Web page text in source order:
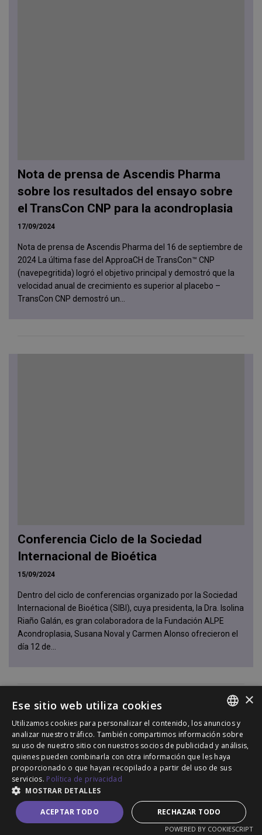
Nota de prensa de Ascendis Pharma
sobre los resultados del ensayo sobre
el TransCon CNP para la acondroplasia
17/09/2024
Nota de prensa de Ascendis Pharma del 16 de septiembre de
2024 La última fase del ApproaCH de TransCon™ CNP
(navepegritida) logró el objetivo principal y demostró que la
velocidad anual de crecimiento es superior al placebo –
TransCon CNP demostró un...
Conferencia Ciclo de la Sociedad
Internacional de Bioética
15/09/2024
Dentro del ciclo de conferencias organizado por la Sociedad
Internacional de Bioética (SIBI), cuya presidenta, la Dra. Isolina
Riaño Galán, es gran colaboradora de la Fundación ALPE
Acondroplasia, Susana Noval y Carmen Alonso ofrecieron el
día 12 de...
SPANISH
ENGLISH
PORTUGUESE
×
Ese sitio web utiliza cookies
Utilizamos cookies para personalizar el contenido, los anuncios y
analizar nuestro tráfico. También compartimos información sobre
su uso de nuestro sitio con nuestros socios de publicidad y análisis,
quienes pueden combinarla con otra información que les haya
proporcionado o que hayan recopilado a partir del uso de sus
servicios. Política de privacidad
MOSTRAR DETALLES
ACEPTAR TODO RECHAZAR TODO
POWERED BY COOKIESCRIPT